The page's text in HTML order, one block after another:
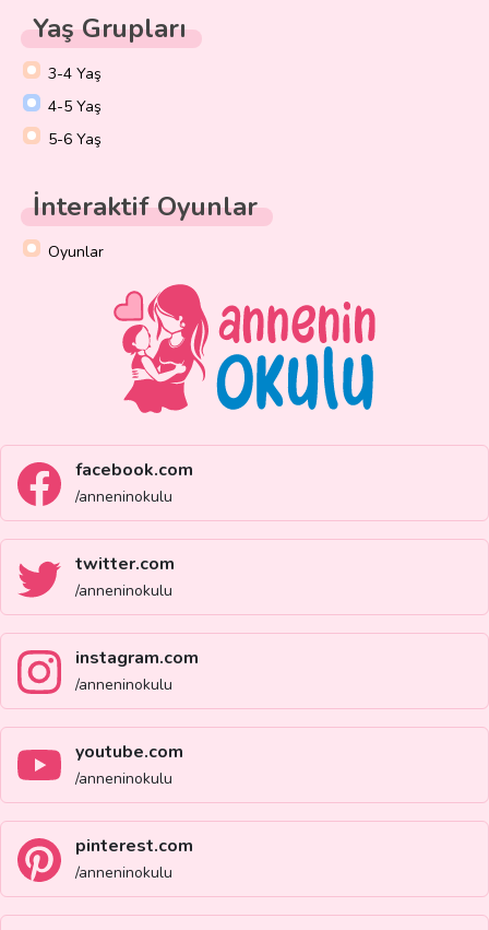
Yaş Grupları
3-4 Yaş
4-5 Yaş
5-6 Yaş
İnteraktif Oyunlar
Oyunlar
facebook.com
/anneninokulu
twitter.com
/anneninokulu
instagram.com
/anneninokulu
youtube.com
/anneninokulu
pinterest.com
/anneninokulu